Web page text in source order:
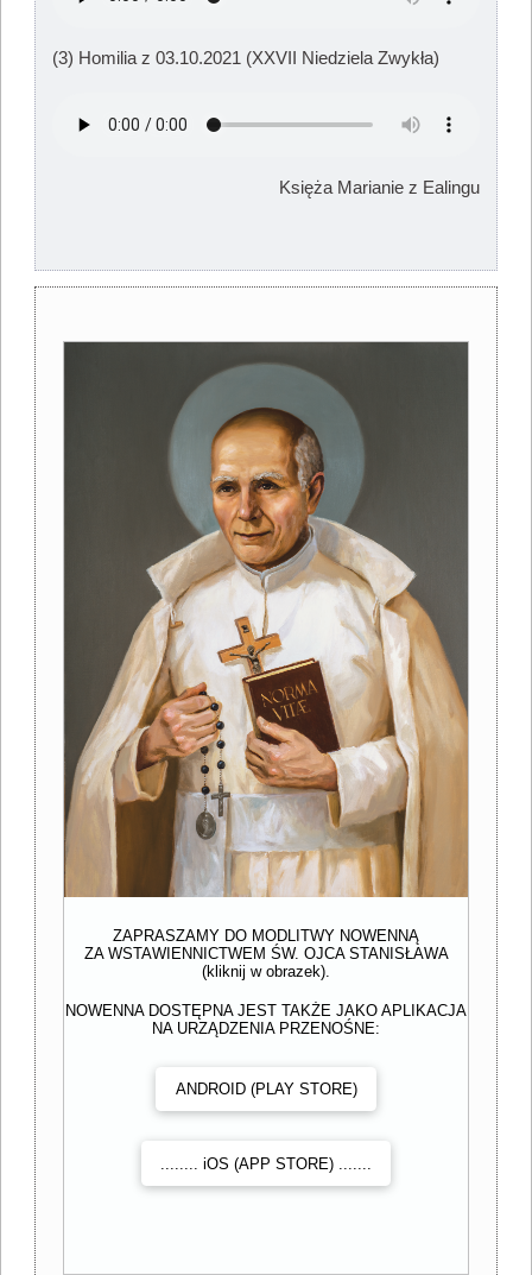
(3) Homilia z 03.10.2021 (XXVII Niedziela Zwykła)
Księża Marianie z Ealingu
ZAPRASZAMY DO MODLITWY NOWENNĄ
ZA WSTAWIENNICTWEM ŚW. OJCA STANISŁAWA
(kliknij w obrazek).
NOWENNA DOSTĘPNA JEST TAKŻE JAKO APLIKACJA
NA URZĄDZENIA PRZENOŚNE:
ANDROID (PLAY STORE)
........ iOS (APP STORE) .......